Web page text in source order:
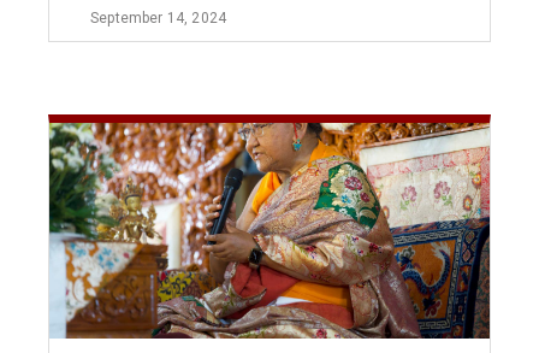
September 14, 2024